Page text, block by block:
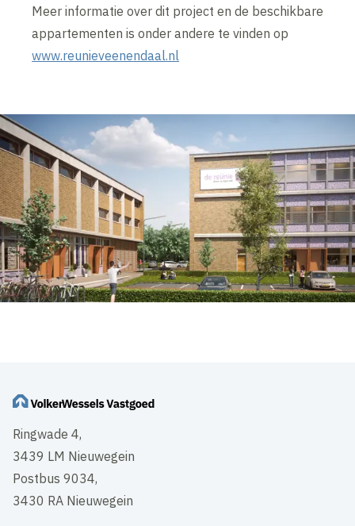
Meer informatie over dit project en de beschikbare
appartementen is onder andere te vinden op
www.reunieveenendaal.nl
Ringwade 4,
3439 LM Nieuwegein
Postbus 9034,
3430 RA Nieuwegein